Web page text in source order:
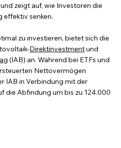
zeigt auf, wie Investoren die
effektiv senken.
zu investieren, bietet sich die
Direktinvestment und
(IAB) an. Während bei ETFs und
Nettovermögen
IAB in Verbindung mit der
die Abfindung um bis zu 124.000